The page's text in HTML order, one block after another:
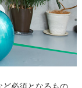
必須となるもの